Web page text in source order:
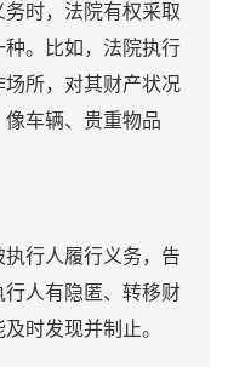
时，法院有权采取
。比如，法院执行
所，对其财产状况
车辆、贵重物品
行人履行义务，告
人有隐匿、转移财
时发现并制止。